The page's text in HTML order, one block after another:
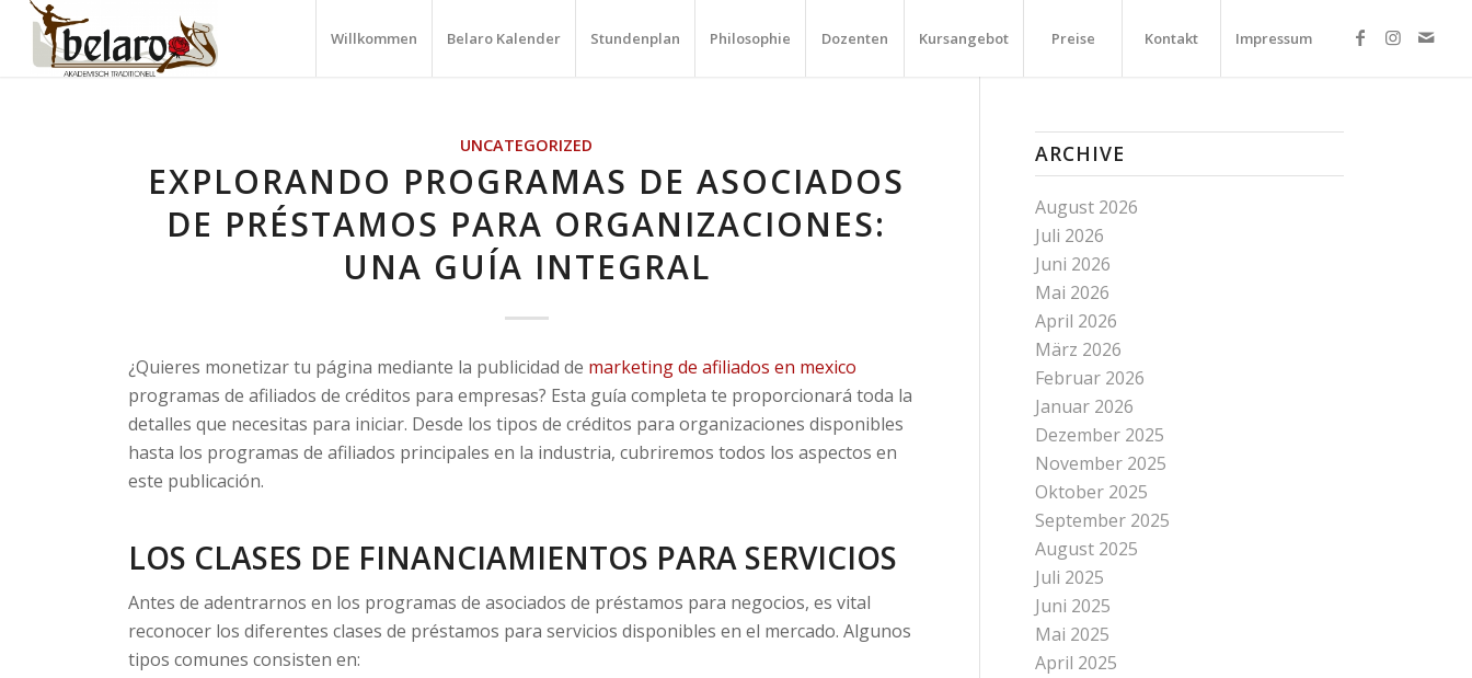
Willkommen Belaro Kalender Stundenplan Philosophie Dozenten Kursangebot Preise Kontakt Impressum
UNCATEGORIZED
EXPLORANDO PROGRAMAS DE ASOCIADOS
DE PRÉSTAMOS PARA ORGANIZACIONES:
UNA GUÍA INTEGRAL
¿Quieres monetizar tu página mediante la publicidad de marketing de afiliados en mexico
programas de afiliados de créditos para empresas? Esta guía completa te proporcionará toda la
detalles que necesitas para iniciar. Desde los tipos de créditos para organizaciones disponibles
hasta los programas de afiliados principales en la industria, cubriremos todos los aspectos en
este publicación.
LOS CLASES DE FINANCIAMIENTOS PARA SERVICIOS
Antes de adentrarnos en los programas de asociados de préstamos para negocios, es vital
reconocer los diferentes clases de préstamos para servicios disponibles en el mercado. Algunos
tipos comunes consisten en:
ARCHIVE
August 2026
Juli 2026
Juni 2026
Mai 2026
April 2026
März 2026
Februar 2026
Januar 2026
Dezember 2025
November 2025
Oktober 2025
September 2025
August 2025
Juli 2025
Juni 2025
Mai 2025
April 2025